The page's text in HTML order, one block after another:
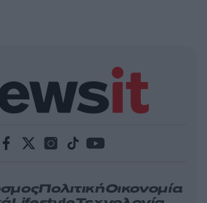
ΠολιτικήΟικονομία